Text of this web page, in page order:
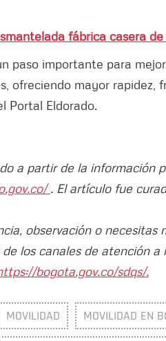
fábrica casera
paso importante para
ofreciendo mayor rapidez,
Portal Eldorado.
a partir de la información
. El artículo fue
observación o
los canales de atención
bogota.gov.co/sdqs/.
MOVILIDAD MOVILIDAD EN